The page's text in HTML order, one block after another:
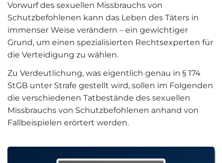
Vorwurf des sexuellen Missbrauchs von
Schutzbefohlenen kann das Leben des Täters in
immenser Weise verändern – ein gewichtiger
Grund, um einen spezialisierten Rechtsexperten für
die Verteidigung zu wählen.
Zu Verdeutlichung, was eigentlich genau in § 174
StGB unter Strafe gestellt wird, sollen im Folgenden
die verschiedenen Tatbestände des sexuellen
Missbrauchs von Schutzbefohlenen anhand von
Fallbeispielen erörtert werden.